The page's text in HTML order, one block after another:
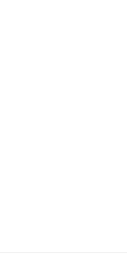
BELANG MOBEYE